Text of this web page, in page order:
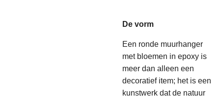
De vorm
Een ronde muurhanger
met bloemen in epoxy is
meer dan alleen een
decoratief item; het is een
kunstwerk dat de natuur